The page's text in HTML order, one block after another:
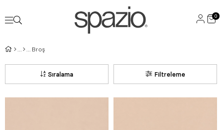
0
Broş
Filtreleme
Sıralama